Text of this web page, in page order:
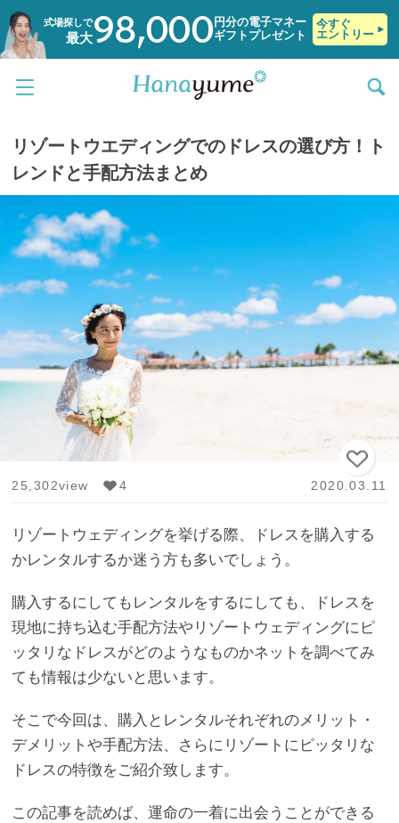
式場探しで
最大98,000 円分の電子マネー
ギフトプレゼント
今すぐ
エントリー
リゾートウエディングでのドレスの選び方！ト
レンドと手配方法まとめ
25,302view 4 2020.03.11
リゾートウェディングを挙げる際、ドレスを購入する
かレンタルするか迷う方も多いでしょう。
購入するにしてもレンタルをするにしても、ドレスを
現地に持ち込む手配方法やリゾートウェディングにピ
ッタリなドレスがどのようなものかネットを調べてみ
ても情報は少ないと思います。
そこで今回は、購入とレンタルそれぞれのメリット・
デメリットや手配方法、さらにリゾートにピッタリな
ドレスの特徴をご紹介致します。
この記事を読めば、運命の一着に出会うことができる